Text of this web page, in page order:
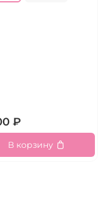
₽
В корзину